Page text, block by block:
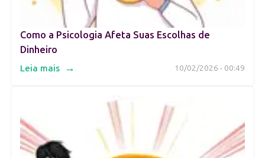
Como a Psicologia Afeta Suas Escolhas de
Dinheiro
10/02/2026 - 00:49
Leia mais →